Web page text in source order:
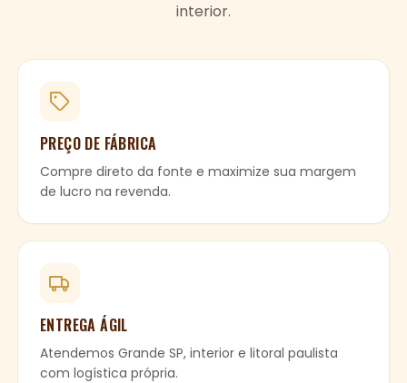
interior.
PREÇO DE FÁBRICA
Compre direto da fonte e maximize sua margem
de lucro na revenda.
ENTREGA ÁGIL
Atendemos Grande SP, interior e litoral paulista
com logística própria.